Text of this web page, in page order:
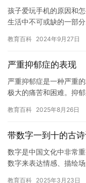
孩子爱玩手机的原因和
生活中不可或缺的一部
长产…
教育百科 2024年9月27日
严重抑郁症的表现
严重抑郁症是一种严重
极大的痛苦和困难。抑
病人失…
教育百科 2025年8月26日
带数字一到十的古诗
数字是中国文化中非常
数字来表达情感、描绘
教育百科 2025年3月23日